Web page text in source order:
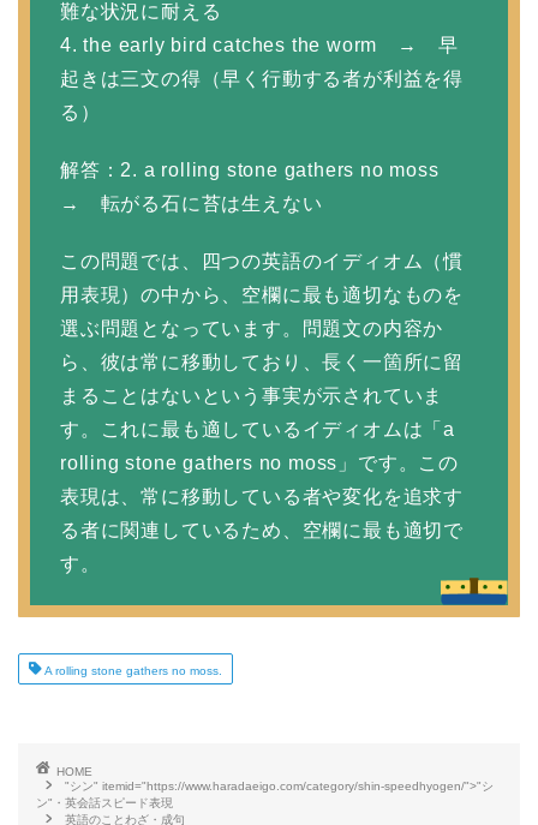
難な状況に耐える
4. the early bird catches the worm → 早
起きは三文の得（早く行動する者が利益を得
る）
解答：2. a rolling stone gathers no moss
→ 転がる石に苔は生えない
この問題では、四つの英語のイディオム（慣
用表現）の中から、空欄に最も適切なものを
選ぶ問題となっています。問題文の内容か
ら、彼は常に移動しており、長く一箇所に留
まることはないという事実が示されていま
す。これに最も適しているイディオムは「a
rolling stone gathers no moss」です。この
表現は、常に移動している者や変化を追求す
る者に関連しているため、空欄に最も適切で
す。
A rolling stone gathers no moss.
HOME
"シン" itemid="https://www.haradaeigo.com/category/shin-speedhyogen/">"シ
ン"・英会話スピード表現
英語のことわざ・成句